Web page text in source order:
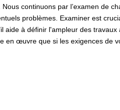
continuons par l’examen de
problèmes. Examiner est
aide à définir l'ampleur des travaux
en œuvre que si les exigences de